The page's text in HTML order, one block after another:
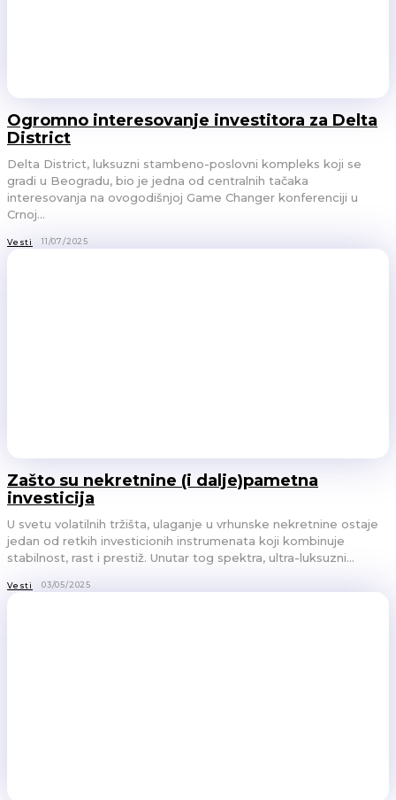
Ogromno interesovanje investitora za Delta
District
Delta District, luksuzni stambeno-poslovni kompleks koji se
gradi u Beogradu, bio je jedna od centralnih tačaka
interesovanja na ovogodišnjoj Game Changer konferenciji u
Crnoj...
Vesti 11/07/2025
Zašto su nekretnine (i dalje)pametna
investicija
U svetu volatilnih tržišta, ulaganje u vrhunske nekretnine ostaje
jedan od retkih investicionih instrumenata koji kombinuje
stabilnost, rast i prestiž. Unutar tog spektra, ultra-luksuzni...
Vesti 03/05/2025